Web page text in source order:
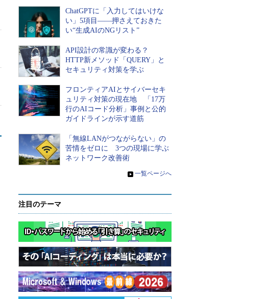
ChatGPTに「入力してはいけな
い」5項目――押さえておきた
い“生成AIのNGリスト”
API設計の常識が変わる？
HTTP新メソッド「QUERY」と
セキュリティ対策を学ぶ
フロンティアAIとサイバーセキ
ュリティ対策の現在地 「17万
行のAIコード分析」事例と公的
ガイドラインが示す道筋
「無線LANがつながらない」の
苦情をゼロに 3つの現場に学ぶ
ネットワーク改善術
» 一覧ページへ
注目のテーマ